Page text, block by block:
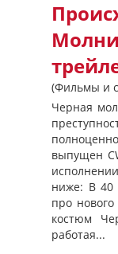
(Фильмы и
Черная
выпущен
ниже: В 40
про
костюм
работая...